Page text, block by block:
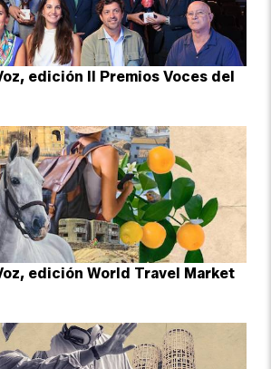
edición II Premios Voces del
edición World Travel Market